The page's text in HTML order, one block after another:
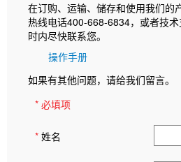
在订购、运输、储存和使用我们的
热线电话400-668-6834，或者技
时内尽快联系您。
操作手册
如果有其他问题，请给我们留言。
* 必填项
* 姓名